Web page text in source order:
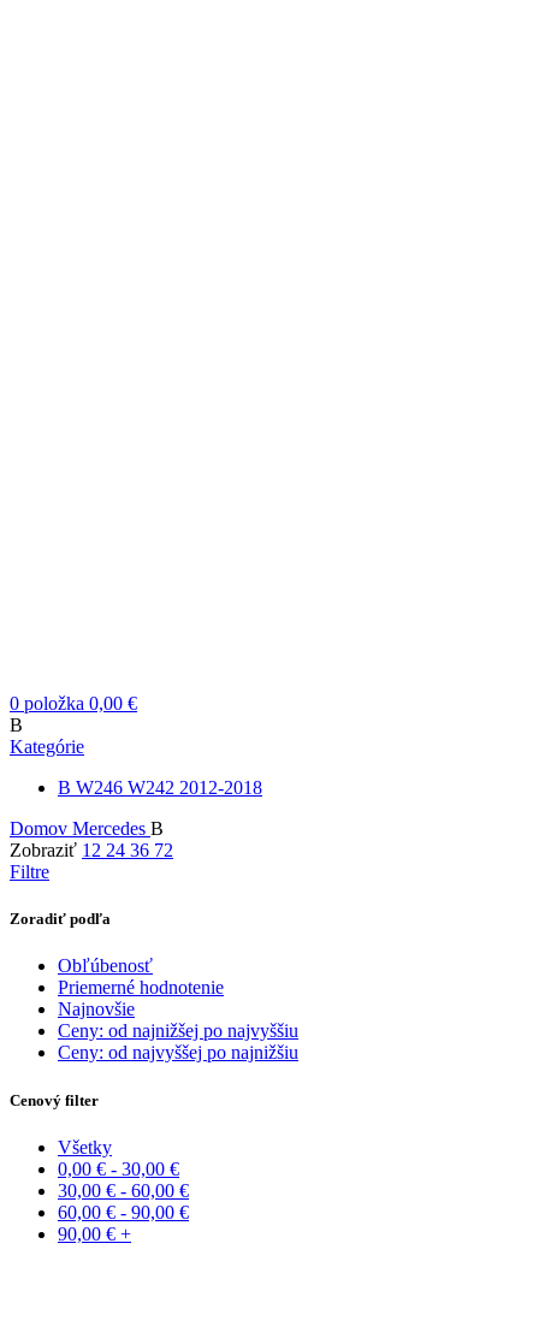
0 položka 0,00 €
B
Kategórie
B W246 W242 2012-2018
Domov Mercedes B
Zobraziť 12 24 36 72
Filtre
Zoradiť podľa
Obľúbenosť
Priemerné hodnotenie
Najnovšie
Ceny: od najnižšej po najvyššiu
Ceny: od najvyššej po najnižšiu
Cenový filter
Všetky
0,00 € - 30,00 €
30,00 € - 60,00 €
60,00 € - 90,00 €
90,00 € +